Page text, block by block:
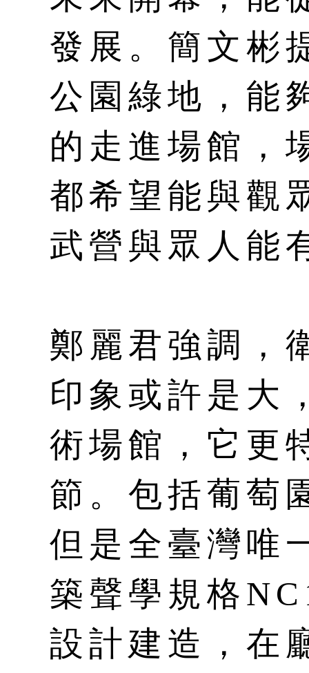
發展。簡文彬
公園綠地，能
的走進場館，
都希望能與觀
武營與眾人能
鄭麗君強調，
印象或許是大
術場館，它更
節。包括葡萄
但是全臺灣唯
築聲學規格
設計建造，在